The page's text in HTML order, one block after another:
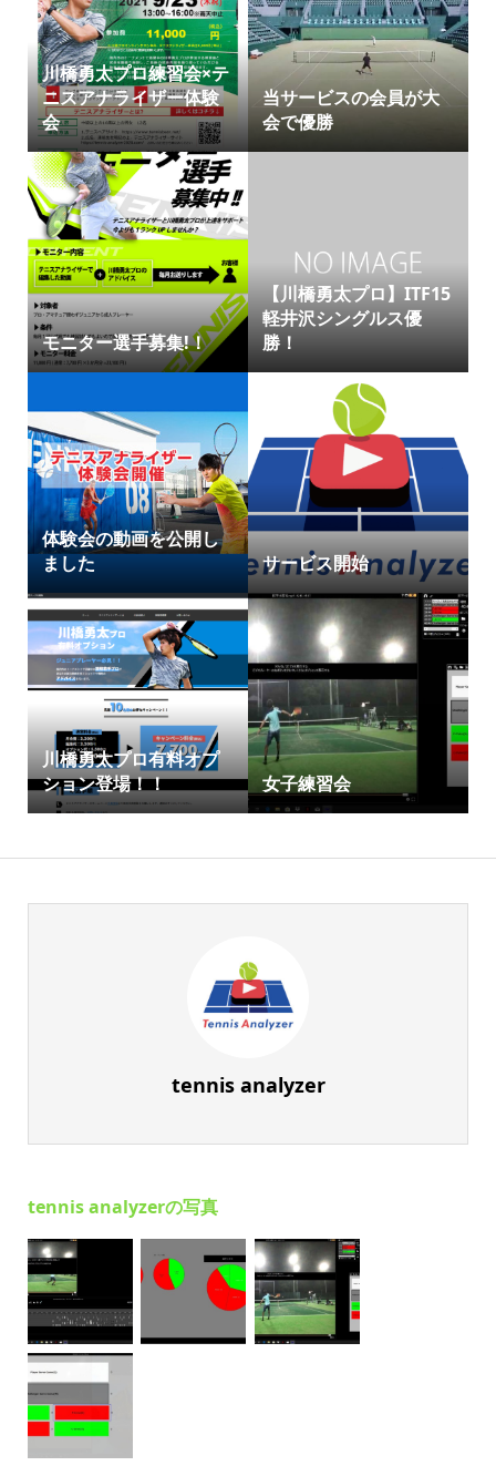
川橋勇太プロ練習会×テ
ニスアナライザー体験
会
当サービスの会員が大
会で優勝
モニター選手募集!！
【川橋勇太プロ】ITF15
軽井沢シングルス優
勝！
体験会の動画を公開し
ました
サービス開始
川橋勇太プロ有料オプ
ション登場！！
女子練習会
tennis analyzer
tennis analyzerの写真